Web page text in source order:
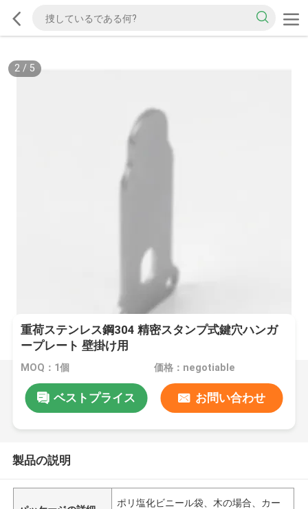
2/ 5
重荷ステンレス鋼304 精密スタンプ式鍵穴ハンガ
ープレート 壁掛け用
MOQ：1個 価格：negotiable
ベストプライス お問い合わせ
製品の説明
ポリ塩化ビニール袋、木の場合、カー